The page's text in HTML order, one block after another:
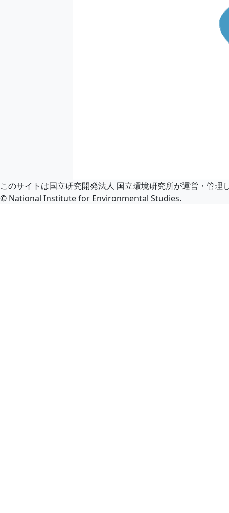
このサイトは国立研究開発法人 国立環境研究所が運営・管理
© National Institute for Environmental Studies.